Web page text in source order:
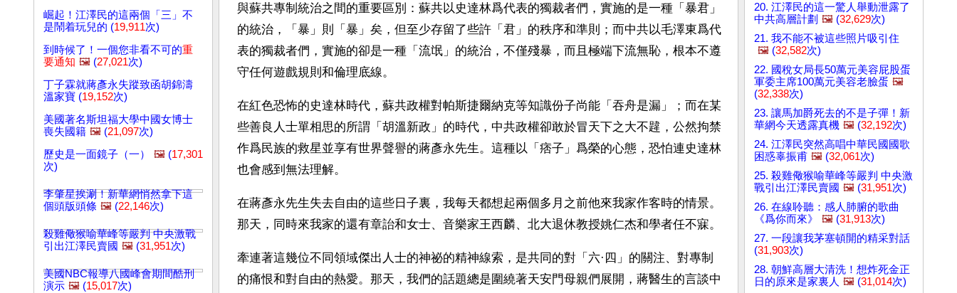
崛起！江澤民的這兩個「三」不
是鬧着玩兒的 (19,911次)
到時候了！一個您非看不可的重
要通知 🖼️ (27,021次)
丁子霖就蔣彥永失蹤致函胡錦濤
溫家寶 (19,152次)
美國著名斯坦福大學中國女博士
喪失國籍 🖼️ (21,097次)
歷史是一面鏡子（一）
🖼️ (17,301
次)
李肇星挨涮！新華網悄然拿下這
個頭版頭條 🖼️ (22,146次)
殺雞儆猴喻華峰等嚴判 中央激戰
引出江澤民賣國 🖼️ (31,951次)
美國NBC報導八國峰會期間酷刑
演示 🖼️ (15,017次)
與蘇共專制統治之間的重要區別：蘇共以史達林爲代表的獨裁者們，實施的是一種「暴君」
的統治，「暴」則「暴」矣，但至少存留了些許「君」的秩序和準則；而中共以毛澤東爲代
表的獨裁者們，實施的卻是一種「流氓」的統治，不僅殘暴，而且極端下流無恥，根本不遵
守任何遊戲規則和倫理底線。
在紅色恐怖的史達林時代，蘇共政權對帕斯捷爾納克等知識份子尚能「吞舟是漏」；而在某
些善良人士單相思的所謂「胡溫新政」的時代，中共政權卻敢於冒天下之大不韙，公然拘禁
作爲民族的救星並享有世界聲譽的蔣彥永先生。這種以「痞子」爲榮的心態，恐怕連史達林
也會感到無法理解。
在蔣彥永先生失去自由的這些日子裏，我每天都想起兩個多月之前他來我家作客時的情景。
那天，同時來我家的還有章詒和女士、音樂家王西麟、北大退休教授姚仁杰和學者任不寐。
牽連著這幾位不同領域傑出人士的神祕的精神線索，是共同的對「六·四」的關注、對專制
的痛恨和對自由的熱愛。那天，我們的話題總是圍繞著天安門母親們展開，蔣醫生的言談中
20. 江澤民的這一驚人舉動泄露了
中共高層計劃 🖼️ (32,629次)
21. 我不能不被這些照片吸引住
🖼️ (32,582次)
22. 國稅女局長50萬元美容屁股蛋
軍委主席100萬元美容老臉蛋 🖼️
(32,338次)
23. 讓馬加爵死去的不是子彈！新
華網今天透露真機 🖼️ (32,192次)
24. 江澤民突然高唱中華民國國歌
困惑辜振甫 🖼️ (32,061次)
25. 殺雞儆猴喻華峰等嚴判 中央激
戰引出江澤民賣國 🖼️ (31,951次)
26. 在線聆聽：感人肺腑的歌曲
《爲你而來》
🖼️ (31,913次)
27. 一段讓我茅塞頓開的精采對話
(31,903次)
28. 朝鮮高層大清洗！想炸死金正
日的原來是家裏人 🖼️ (31,014次)